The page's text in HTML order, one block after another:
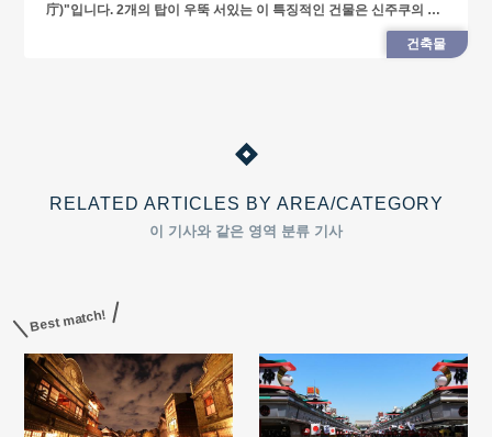
庁)"입니다. 2개의 탑이 우뚝 서있는 이 특징적인 건물은 신주쿠의 랜
건축물
RELATED ARTICLES BY AREA/CATEGORY
이 기사와 같은 영역 분류 기사
Best match!